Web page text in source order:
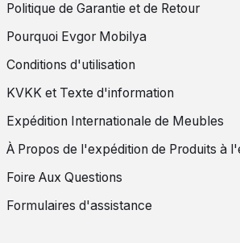
Politique de Garantie et de Retour
Pourquoi Evgor Mobilya
Conditions d'utilisation
KVKK et Texte d'information
Expédition Internationale de Meubles
À Propos de l'expédition de Produits à
Foire Aux Questions
Formulaires d'assistance